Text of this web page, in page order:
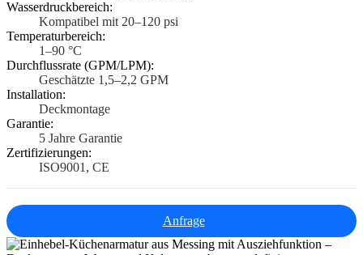
Wasserdruckbereich:
Kompatibel mit 20–120 psi
Temperaturbereich:
1–90 °C
Durchflussrate (GPM/LPM):
Geschätzte 1,5–2,2 GPM
Installation:
Deckmontage
Garantie:
5 Jahre Garantie
Zertifizierungen:
ISO9001, CE
Anfrage